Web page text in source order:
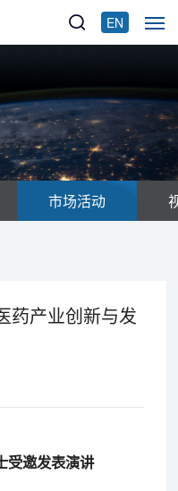
EN
市场活动
药产业创新与发
受邀发表演讲